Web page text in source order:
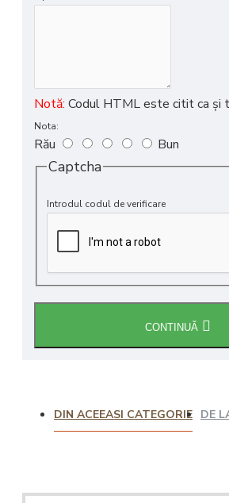
Notă: Codul HTML este citit ca şi
Nota:
Rău Bun
Captcha
Introdul codul de verificare
CONTINUĂ
DIN ACEEASI CATEGORIE DE